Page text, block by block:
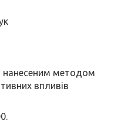
нанесеним методом
впливів